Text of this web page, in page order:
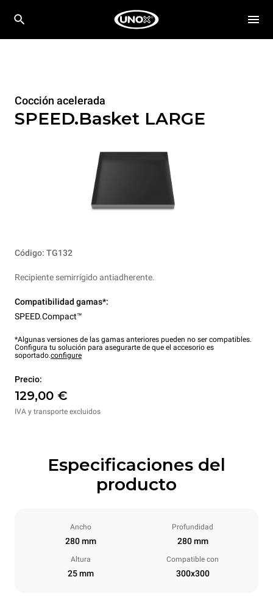
Cocción acelerada
SPEED.Basket LARGE
Código: TG132
Recipiente semirrígido antiadherente.
Compatibilidad gamas*:
SPEED.Compact™
*Algunas versiones de las gamas anteriores pueden no ser compatibles.
Configura tu solución para asegurarte de que el accesorio es
soportado.configure
Precio:
129,00 €
IVA y transporte excluidos
Especificaciones del
producto
Ancho
280 mm
Profundidad
280 mm
Altura
25 mm
Compatible con
300x300